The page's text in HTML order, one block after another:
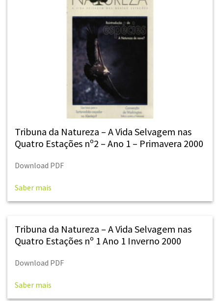
Tribuna da Natureza – A Vida Selvagem nas
Quatro Estações nº2 – Ano 1 – Primavera 2000
Download PDF
Saber mais
Tribuna da Natureza – A Vida Selvagem nas
Quatro Estações nº 1 Ano 1 Inverno 2000
Download PDF
Saber mais